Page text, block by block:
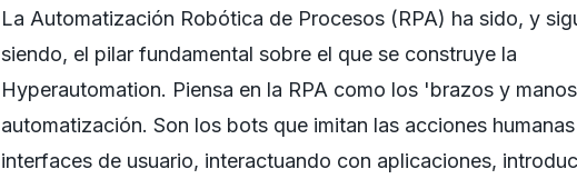
La Automatización Robótica de Procesos (RPA) ha sido, y
siendo, el pilar fundamental sobre el que se construye la
Hyperautomation. Piensa en la RPA como los 'brazos y
automatización. Son los bots que imitan las acciones
interfaces de usuario, interactuando con aplicaciones,